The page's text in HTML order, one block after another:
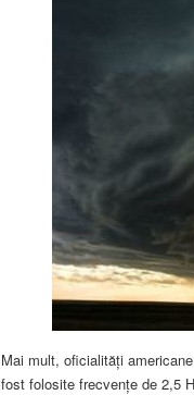
Mai mult, oficialități
fost folosite frecvențe de 2,5